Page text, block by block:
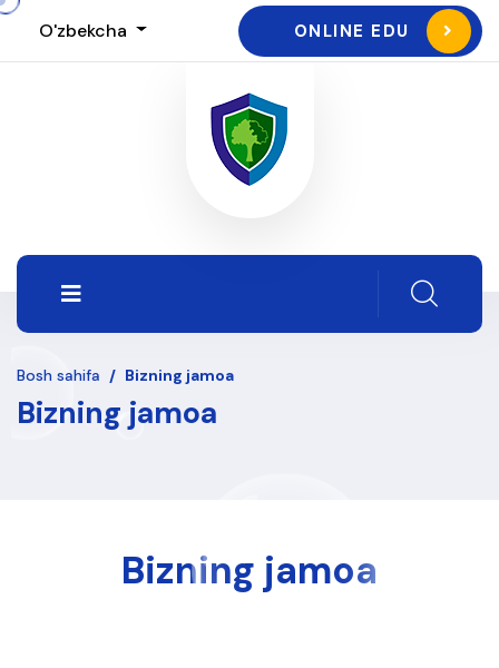
O'zbekcha ONLINE EDU
Bosh sahifa / Bizning jamoa
Bizning jamoa
Bizning jamoa